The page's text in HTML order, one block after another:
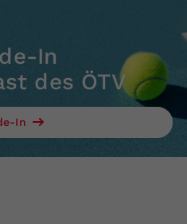
In
des ÖTV
In